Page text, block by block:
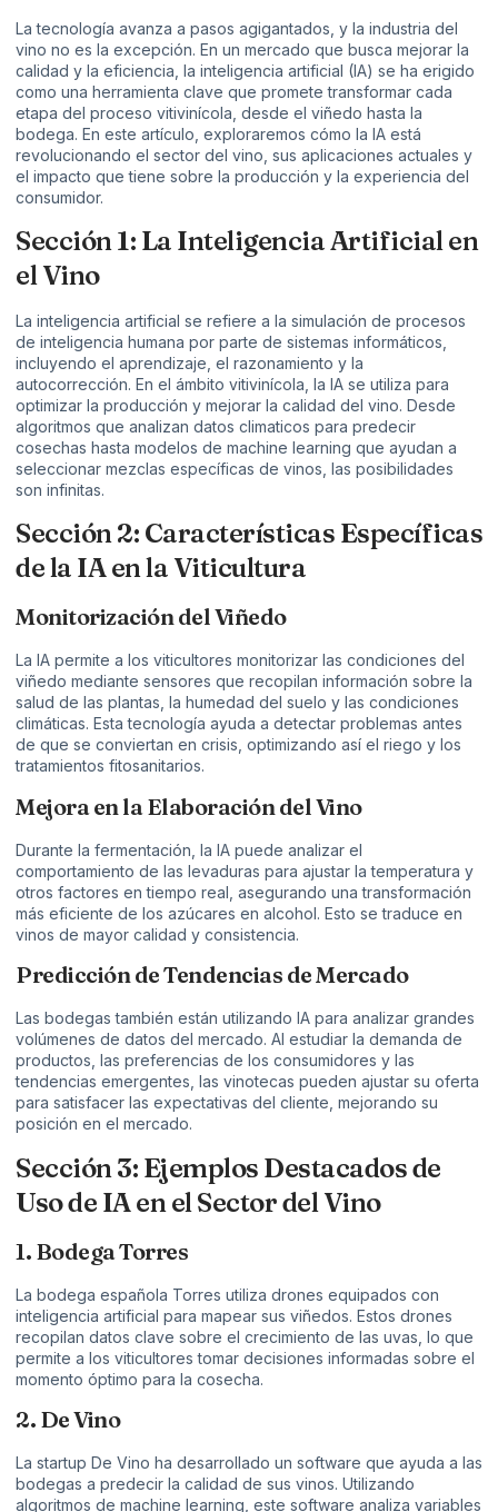
La tecnología avanza a pasos agigantados, y la industria del
vino no es la excepción. En un mercado que busca mejorar la
calidad y la eficiencia, la inteligencia artificial (IA) se ha erigido
como una herramienta clave que promete transformar cada
etapa del proceso vitivinícola, desde el viñedo hasta la
bodega. En este artículo, exploraremos cómo la IA está
revolucionando el sector del vino, sus aplicaciones actuales y
el impacto que tiene sobre la producción y la experiencia del
consumidor.
Sección 1: La Inteligencia Artificial en
el Vino
La inteligencia artificial se refiere a la simulación de procesos
de inteligencia humana por parte de sistemas informáticos,
incluyendo el aprendizaje, el razonamiento y la
autocorrección. En el ámbito vitivinícola, la IA se utiliza para
optimizar la producción y mejorar la calidad del vino. Desde
algoritmos que analizan datos climaticos para predecir
cosechas hasta modelos de machine learning que ayudan a
seleccionar mezclas específicas de vinos, las posibilidades
son infinitas.
Sección 2: Características Específicas
de la IA en la Viticultura
Monitorización del Viñedo
La IA permite a los viticultores monitorizar las condiciones del
viñedo mediante sensores que recopilan información sobre la
salud de las plantas, la humedad del suelo y las condiciones
climáticas. Esta tecnología ayuda a detectar problemas antes
de que se conviertan en crisis, optimizando así el riego y los
tratamientos fitosanitarios.
Mejora en la Elaboración del Vino
Durante la fermentación, la IA puede analizar el
comportamiento de las levaduras para ajustar la temperatura y
otros factores en tiempo real, asegurando una transformación
más eficiente de los azúcares en alcohol. Esto se traduce en
vinos de mayor calidad y consistencia.
Predicción de Tendencias de Mercado
Las bodegas también están utilizando IA para analizar grandes
volúmenes de datos del mercado. Al estudiar la demanda de
productos, las preferencias de los consumidores y las
tendencias emergentes, las vinotecas pueden ajustar su oferta
para satisfacer las expectativas del cliente, mejorando su
posición en el mercado.
Sección 3: Ejemplos Destacados de
Uso de IA en el Sector del Vino
1. Bodega Torres
La bodega española Torres utiliza drones equipados con
inteligencia artificial para mapear sus viñedos. Estos drones
recopilan datos clave sobre el crecimiento de las uvas, lo que
permite a los viticultores tomar decisiones informadas sobre el
momento óptimo para la cosecha.
2. De Vino
La startup De Vino ha desarrollado un software que ayuda a las
bodegas a predecir la calidad de sus vinos. Utilizando
algoritmos de machine learning, este software analiza variables